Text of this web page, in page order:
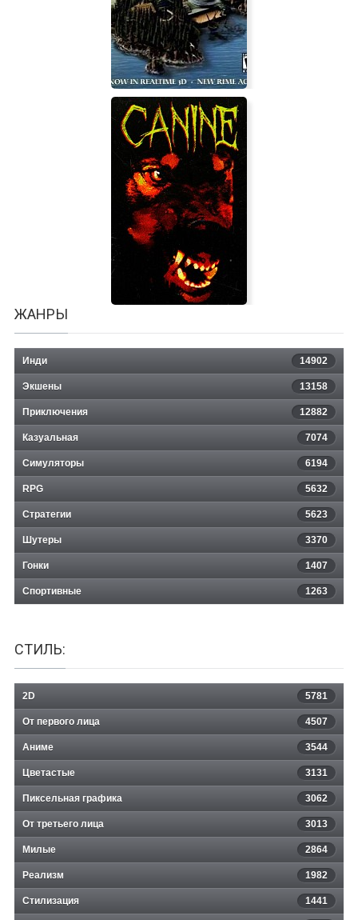
Mining Mechs
Real Myst 3D
ЖАНРЫ
Инди 14902
Экшены 13158
Приключения 12882
Казуальная 7074
Симуляторы 6194
RPG 5632
Стратегии 5623
Шутеры 3370
Гонки 1407
Спортивные 1263
СТИЛЬ:
2D 5781
От первого лица 4507
Аниме 3544
Цветастые 3131
Пиксельная графика 3062
От третьего лица 3013
Милые 2864
Реализм 1982
Стилизация 1441